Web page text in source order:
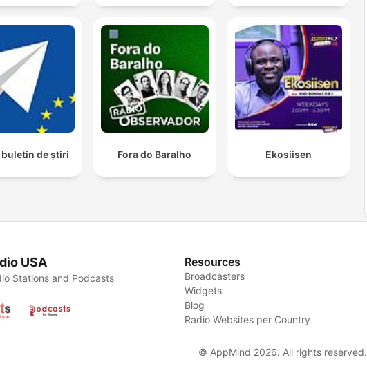
de știri Fora do Baralho Ekosiisen
USA
Stations and Podcasts
Resources
Broadcasters
Widgets
Blog
Radio Websites per Country
© AppMind 2026. All rights reserved.